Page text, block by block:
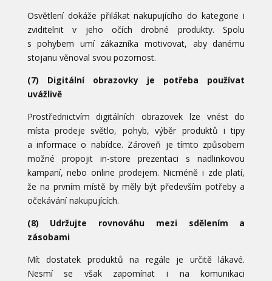
Osvětlení dokáže přilákat nakupujícího do kategorie i
zviditelnit v jeho očích drobné produkty. Spolu
s pohybem umí zákazníka motivovat, aby danému
stojanu věnoval svou pozornost.
(7) Digitální obrazovky je potřeba používat
uvážlivě
Prostřednictvím digitálních obrazovek lze vnést do
místa prodeje světlo, pohyb, výběr produktů i tipy
a informace o nabídce. Zároveň je tímto způsobem
možné propojit in-store prezentaci s nadlinkovou
kampaní, nebo online prodejem. Nicméně i zde platí,
že na prvním místě by měly být především potřeby a
očekávání nakupujících.
(8) Udržujte rovnováhu mezi sdělením a
zásobami
Mít dostatek produktů na regále je určitě lákavé.
Nesmí se však zapomínat i na komunikaci